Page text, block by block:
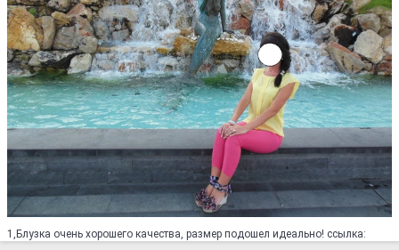
1,Блузка очень хорошего качества, размер подошел идеально! ссылка: